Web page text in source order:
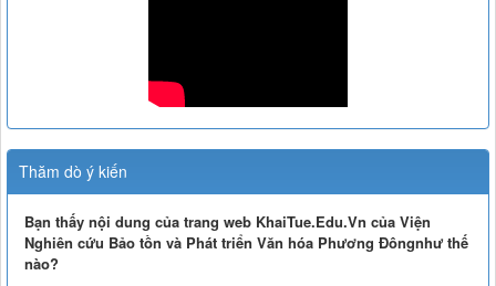
Thăm dò ý kiến
Bạn thấy nội dung của trang web KhaiTue.Edu.Vn của Viện
Nghiên cứu Bảo tồn và Phát triển Văn hóa Phương Đôngnhư thế
nào?